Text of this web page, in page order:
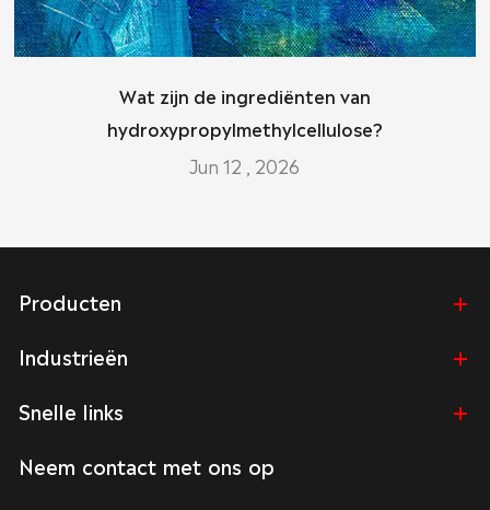
Wat zijn de ingrediënten van
hydroxypropylmethylcellulose?
Jun 12 , 2026
Producten
Industrieën
Snelle links
Neem contact met ons op